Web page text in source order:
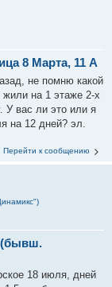
8 Марта, 11 А
не помню какой
на 1 этаже 2-х
У вас ли это или я
на 12 дней? эл.
Перейти к сообщению
(бывш.
18 июля, дней